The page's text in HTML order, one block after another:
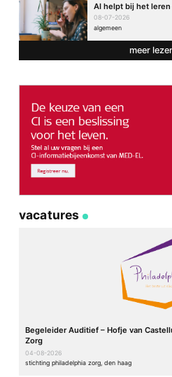
AI helpt bij het leren
08-07-2026
algemeen
meer
vacatures
Begeleider Auditief – Hofje van
Zorg
04-08-2026
stichting philadelphia zorg, den haag